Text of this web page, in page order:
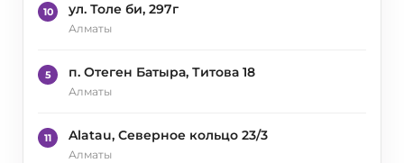
10 ул. Толе би, 297г
Алматы
5 п. Отеген Батыра, Титова 18
Алматы
11 Alatau, Северное кольцо 23/3
Алматы